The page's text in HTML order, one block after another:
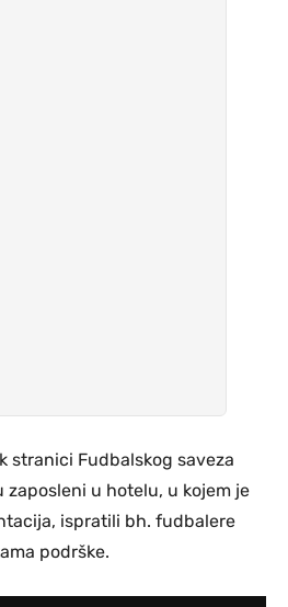
stranici Fudbalskog saveza
zaposleni u hotelu, u kojem je
ispratili bh. fudbalere
podrške.